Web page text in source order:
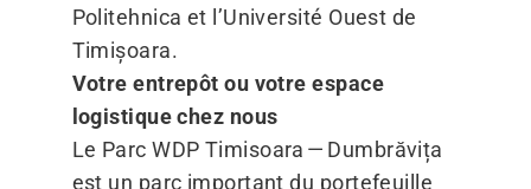
Politehnica et l’Université Ouest de
Timișoara.
Votre entrepôt ou votre espace
logistique chez nous
Le Parc WDP Timisoara — Dumbrăvița
est un parc important du portefeuille